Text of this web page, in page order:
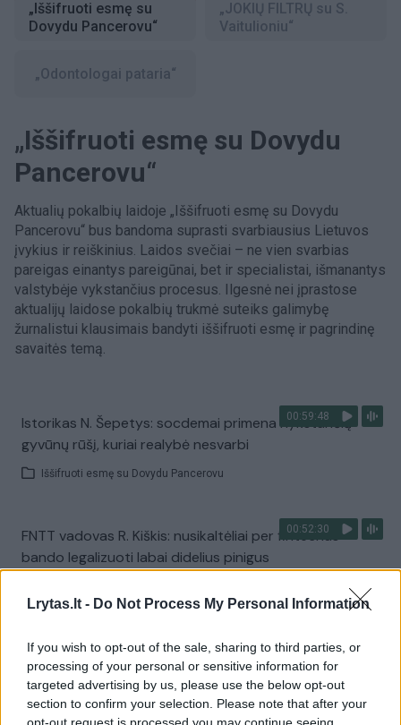
Lrytas.lt - Do Not Process My Personal Information
If you wish to opt-out of the sale, sharing to third parties, or
processing of your personal or sensitive information for
targeted advertising by us, please use the below opt-out
section to confirm your selection. Please note that after your
opt-out request is processed you may continue seeing
„Iššifruoti esmę su
Dovydu Pancerovu“
„JOKIŲ FILTRŲ su S.
Vaitulioniu“
„Odontologai pataria“
„Iššifruoti esmę su Dovydu
Pancerovu“
Aktualių pokalbių laidoje „Iššifruoti esmę su Dovydu
Pancerovu“ bus bandoma suprasti svarbiausius Lietuvos
įvykius ir reiškinius. Laidos svečiai – ne vien svarbias
pareigas einantys pareigūnai, bet ir specialistai, išmanantys
valstybėje vykstančius procesus. Ilgesnė nei įprastose
aktualijų laidose pokalbių trukmė suteiks galimybę
žurnalistui klausimais bandyti iššifruoti esmę ir pagrindinę
savaitės temą.
00:59:48
Istorikas N. Šepetys: socdemai primena nykstančią
gyvūnų rūšį, kuriai realybė nesvarbi
Iššifruoti esmę su Dovydu Pancerovu
00:52:30
FNTT vadovas R. Kiškis: nusikaltėliai per fintechus
bando legalizuoti labai didelius pinigus
00:46:12
A. Armonaitė perfrazavo Š. Jasikevičių: mūsų valstybė
ima atsilikti, nes nejuda į priekį
Iššifruoti esmę su Dovydu Pancerovu